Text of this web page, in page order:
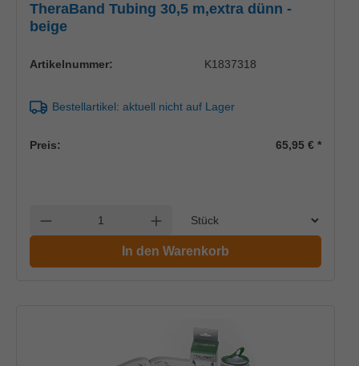
TheraBand Tubing 30,5 m,extra dünn -
beige
Artikelnummer: K1837318
Bestellartikel: aktuell nicht auf Lager
Preis: 65,95 €*
Anzahl verringern Anzahl erhöhen
In den Warenkorb